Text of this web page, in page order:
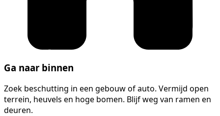
Ga naar binnen
Zoek beschutting in een gebouw of auto. Vermijd open
terrein, heuvels en hoge bomen. Blijf weg van ramen en
deuren.